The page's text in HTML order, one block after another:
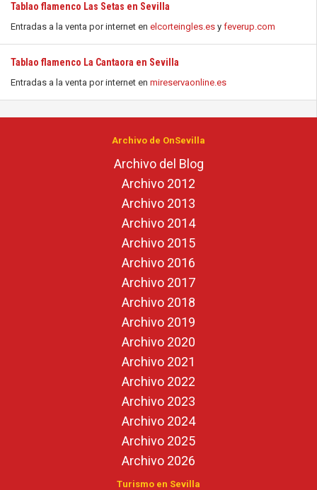
Tablao flamenco Las Setas en Sevilla
Entradas a la venta por internet en elcorteingles.es y feverup.com
Tablao flamenco La Cantaora en Sevilla
Entradas a la venta por internet en mireservaonline.es
Archivo de OnSevilla
Archivo del Blog
Archivo 2012
Archivo 2013
Archivo 2014
Archivo 2015
Archivo 2016
Archivo 2017
Archivo 2018
Archivo 2019
Archivo 2020
Archivo 2021
Archivo 2022
Archivo 2023
Archivo 2024
Archivo 2025
Archivo 2026
Turismo en Sevilla